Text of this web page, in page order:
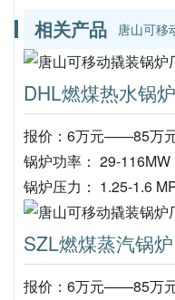
相关产品 唐山可移
DHL燃煤热水锅炉
报价：6万元——85万
锅炉功率： 29-116MW
锅炉压力： 1.25-1.6
SZL燃煤蒸汽锅炉
报价：6万元——85万